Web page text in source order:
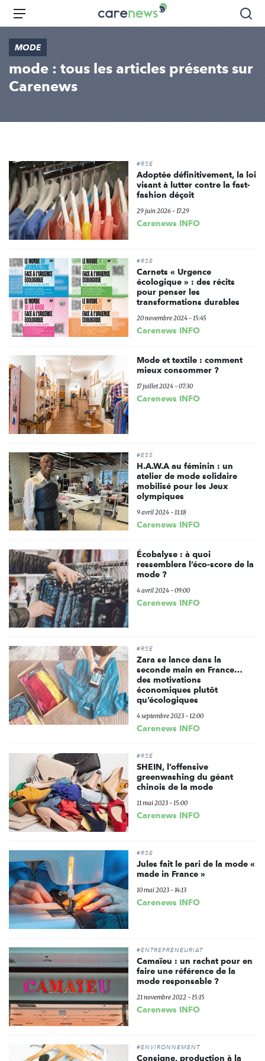
Aller
principal
Carenews,
Le
acteurs
Menu
MODE
mode : tous les articles présents sur
Carenews
#RSE
Adoptée définitivement, la loi
visant à lutter contre la fast-
fashion déçoit
29 juin 2026 - 17:29
Carenews INFO
#RSE
Carnets « Urgence
écologique » : des récits
pour penser les
transformations durables
20 novembre 2024 - 15:45
Carenews INFO
Mode et textile : comment
mieux consommer ?
17 juillet 2024 - 07:30
Carenews INFO
#ESS
H.A.W.A au féminin : un
atelier de mode solidaire
mobilisé pour les Jeux
olympiques
9 avril 2024 - 11:18
Carenews INFO
Écobalyse : à quoi
ressemblera l’éco-score de la
mode ?
4 avril 2024 - 09:00
Carenews INFO
#RSE
Zara se lance dans la
seconde main en France…
des motivations
économiques plutôt
qu’écologiques
4 septembre 2023 - 12:00
Carenews INFO
#RSE
SHEIN, l’offensive
greenwashing du géant
chinois de la mode
11 mai 2023 - 15:00
Carenews INFO
#RSE
Jules fait le pari de la mode «
made in France »
10 mai 2023 - 14:13
Carenews INFO
#ENTREPRENEURIAT
Camaïeu : un rachat pour en
faire une référence de la
mode responsable ?
21 novembre 2022 - 15:15
Carenews INFO
#ENVIRONNEMENT
Consigne, production à la